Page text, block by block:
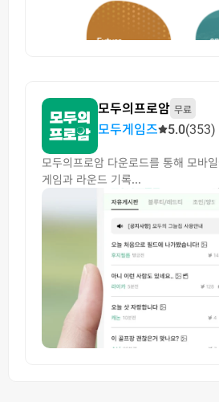
모두의프로암 무료
모두게임즈 5.0(353)
모두의프로암 다운로드를 통해 모바
게임과 라운드 기록...